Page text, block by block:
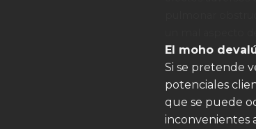
El moho
Si se pretende
potenciales
que se puede
inconvenientes